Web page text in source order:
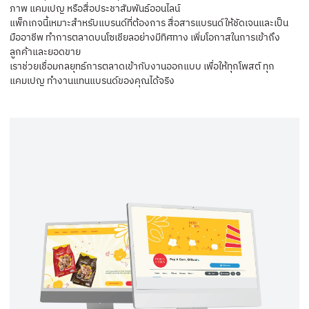
ภาพ แคมเปญ หรือสื่อประชาสัมพันธ์ออนไลน์
แพ็กเกจนี้เหมาะสำหรับแบรนด์ที่ต้องการ สื่อสารแบรนด์ให้ชัดเจนและเป็น
มืออาชีพ ทำการตลาดบนโซเชียลอย่างมีทิศทาง เพิ่มโอกาสในการเข้าถึง
ลูกค้าและยอดขาย
เราช่วยเชื่อมกลยุทธ์การตลาดเข้ากับงานออกแบบ เพื่อให้ทุกโพสต์ ทุก
แคมเปญ ทำงานแทนแบรนด์ของคุณได้จริง